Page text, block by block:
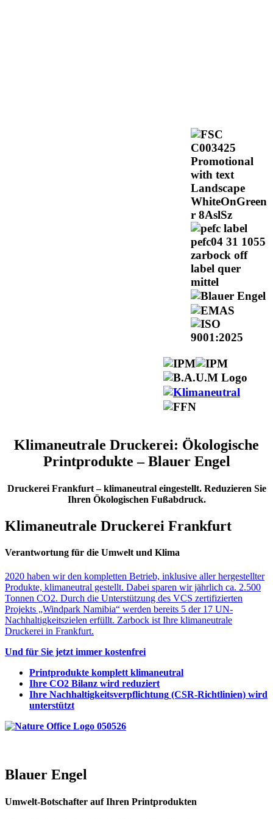
Klimaneutrale Druckerei: Ökologische
Printprodukte – Blauer Engel
Druckerei Frankfurt – klimaneutral eingestellt. Reduzieren Sie
Ihren Ökologischen Fußabdruck.
Klimaneutrale Druckerei Frankfurt
Verantwortung für die Umwelt und Klima
2020 haben wir den kompletten Betrieb, inklusive aller hergestellter
Produkte, klimaneutral gestellt. Dabei sparen wir jährlich ca. 2.500
Tonnen CO2. Durch die Unterstützung des VCS zertifizierten
Projekts „Windpark Namibia“ werden bereits 5 der 17 UN-
Nachhaltigkeitszielen erfüllt. Zarbock ist Ihre klimaneutrale
Druckerei in Frankfurt.
Und für Sie jetzt immer kostenfrei
Printprodukte komplett klimaneutral
Ihre CO2 Bilanz wird reduziert
Ihre Nachhaltigkeitsverpflichtung (CSR-Richtlinien) wird
unterstützt
Blauer Engel
Umwelt-Botschafter auf Ihren Printprodukten